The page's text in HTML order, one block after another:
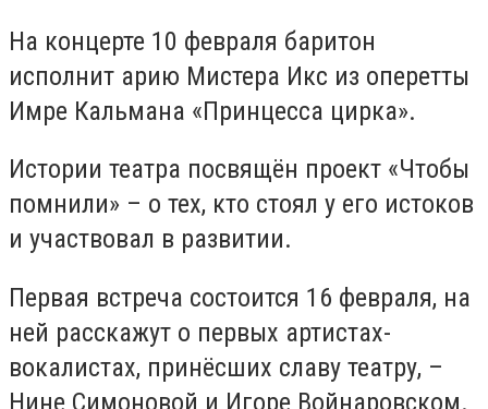
На концерте 10 февраля баритон
исполнит арию Мистера Икс из оперетты
Имре Кальмана «Принцесса цирка».
Истории театра посвящён проект «Чтобы
помнили» – о тех, кто стоял у его истоков
и участвовал в развитии.
Первая встреча состоится 16 февраля, на
ней расскажут о первых артистах-
вокалистах, принёсших славу театру, –
Нине Симоновой и Игоре Войнаровском.